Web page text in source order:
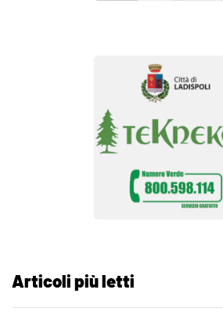
Articoli più letti